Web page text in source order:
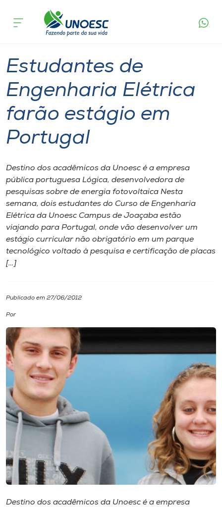
Cursos
Pesquisa
Atendimento ao Estudante
Portal de Ensino
A
Unoesc
Internacionalização
I.nova
Cultura
CPA
Biblioteca
Editora
Rádio
Museu
Unoesc
acontece
Estudantes de
Engenharia Elétrica
farão estágio em
Portugal
Destino dos acadêmicos da Unoesc é a empresa
pública portuguesa Lógica, desenvolvedora de
pesquisas sobre de energia fotovoltaica Nesta
semana, dois estudantes do Curso de Engenharia
Elétrica da Unoesc Campus de Joaçaba estão
viajando para Portugal, onde vão desenvolver um
estágio curricular não obrigatório em um parque
tecnológico voltado à pesquisa e certificação de placas
[…]
Publicado em 27/06/2012
Por
Destino dos acadêmicos da Unoesc é a empresa